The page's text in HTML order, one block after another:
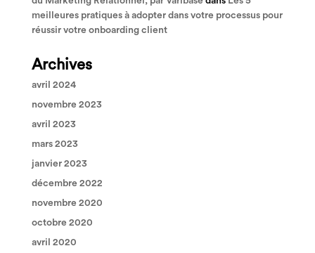
meilleures pratiques à adopter dans votre processus pour
réussir votre onboarding client
Archives
avril 2024
novembre 2023
avril 2023
mars 2023
janvier 2023
décembre 2022
novembre 2020
octobre 2020
avril 2020